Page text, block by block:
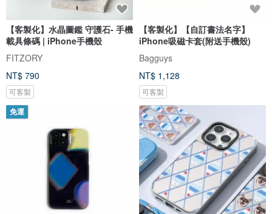
【客製化】水晶圖鑑 守護石- 手機
載具條碼 | iPhone手機殼
FITZORY
NT$ 790
可客製
【客製化】【自訂書法名字】
iPhone吸磁卡套(附送手機殼)
Bagguys
NT$ 1,128
可客製
免運